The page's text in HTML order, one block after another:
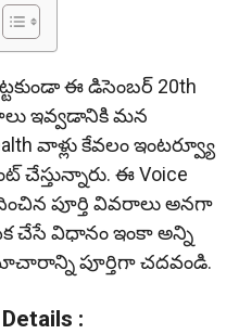
ఈ డిసెంబర్ 20th
ఇవ్వడానికి మన
వాళ్లు కేవలం ఇంటర్వ్యూ
చేస్తున్నారు. ఈ Voice
పూర్తి వివరాలు అనగా
చేసే విధానం ఇంకా అన్ని
పూర్తిగా చదవండి.
: